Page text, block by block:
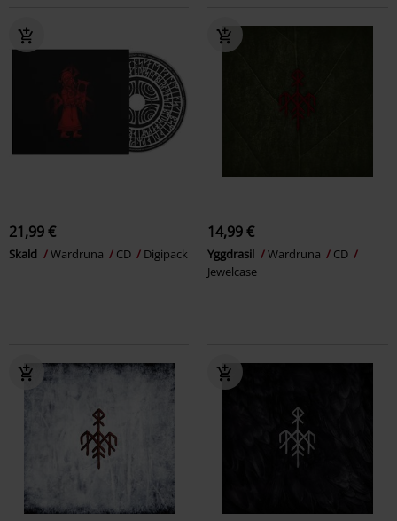
21,99 €
Skald Wardruna CD Digipack
14,99 €
Yggdrasil Wardruna
CD
Jewelcase